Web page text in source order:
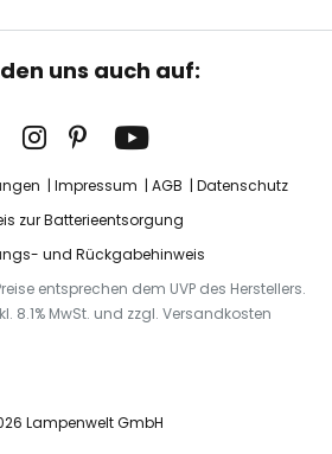
uns auch auf:
Impressum AGB
Datenschutz
zur Batterieentsorgung
und Rückgabehinweis
entsprechen dem UVP des Herstellers.
8.1% MwSt. und zzgl. Versandkosten
Lampenwelt GmbH